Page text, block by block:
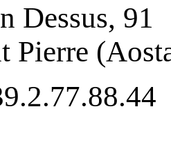
Dessus, 91
Pierre